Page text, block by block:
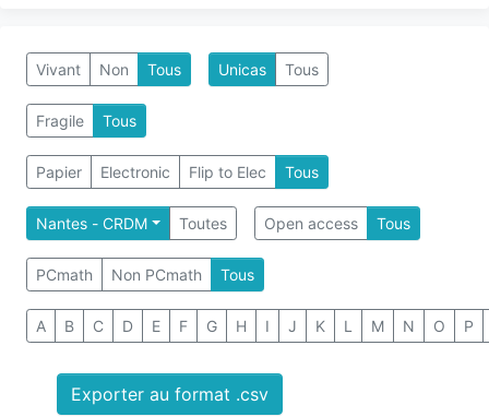
Vivant Non Tous Unicas Tous
Fragile Tous
Papier Electronic Flip to Elec Tous
Nantes - CRDM Toutes Open access Tous
PCmath Non PCmath Tous
A B C D E F G H I J K L M N O P
Exporter au format .csv